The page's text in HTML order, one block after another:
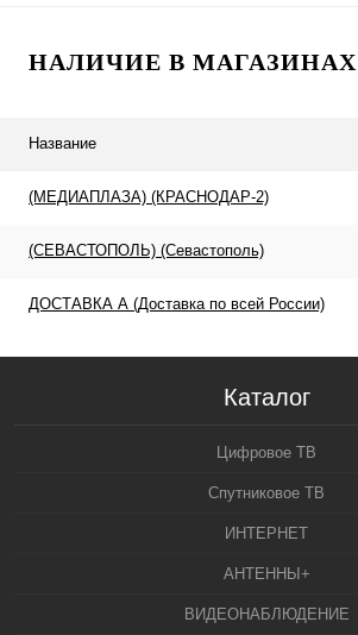
НАЛИЧИЕ В МАГАЗИНАХ
Название
(МЕДИАПЛАЗА) (КРАСНОДАР-2)
(СЕВАСТОПОЛЬ) (Севастополь)
ДОСТАВКА А (Доставка по всей России)
Каталог
Цифровое ТВ
Спутниковое ТВ
ИНТЕРНЕТ
АНТЕННЫ+
ВИДЕОНАБЛЮДЕНИЕ